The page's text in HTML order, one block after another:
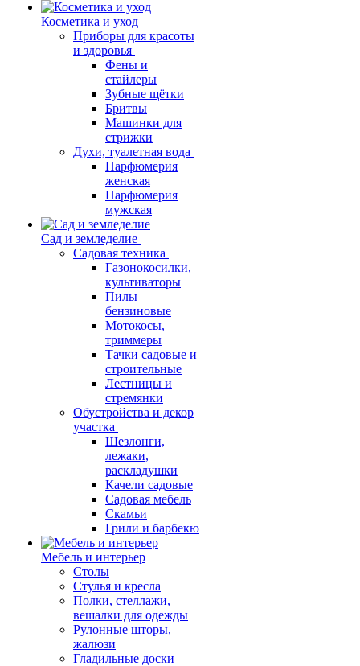
Косметика и уход
Приборы для красоты
и здоровья
Фены и
стайлеры
Зубные щётки
Бритвы
Машинки для
стрижки
Духи, туалетная вода
Парфюмерия
женская
Парфюмерия
мужская
Сад и земледелие
Садовая техника
Газонокосилки,
культиваторы
Пилы
бензиновые
Мотокосы,
триммеры
Тачки садовые и
строительные
Лестницы и
стремянки
Обустройства и декор
участка
Шезлонги,
лежаки,
раскладушки
Качели садовые
Садовая мебель
Скамьи
Грили и барбекю
Мебель и интерьер
Столы
Стулья и кресла
Полки, стеллажи,
вешалки для одежды
Рулонные шторы,
жалюзи
Гладильные доски